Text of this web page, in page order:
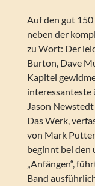
Auf den gut 150
neben der
zu Wort: Der
Burton, Dave
Kapitel
interessanteste
Jason
Das Werk,
von Mark
beginnt bei den
„Anfängen“,
Band